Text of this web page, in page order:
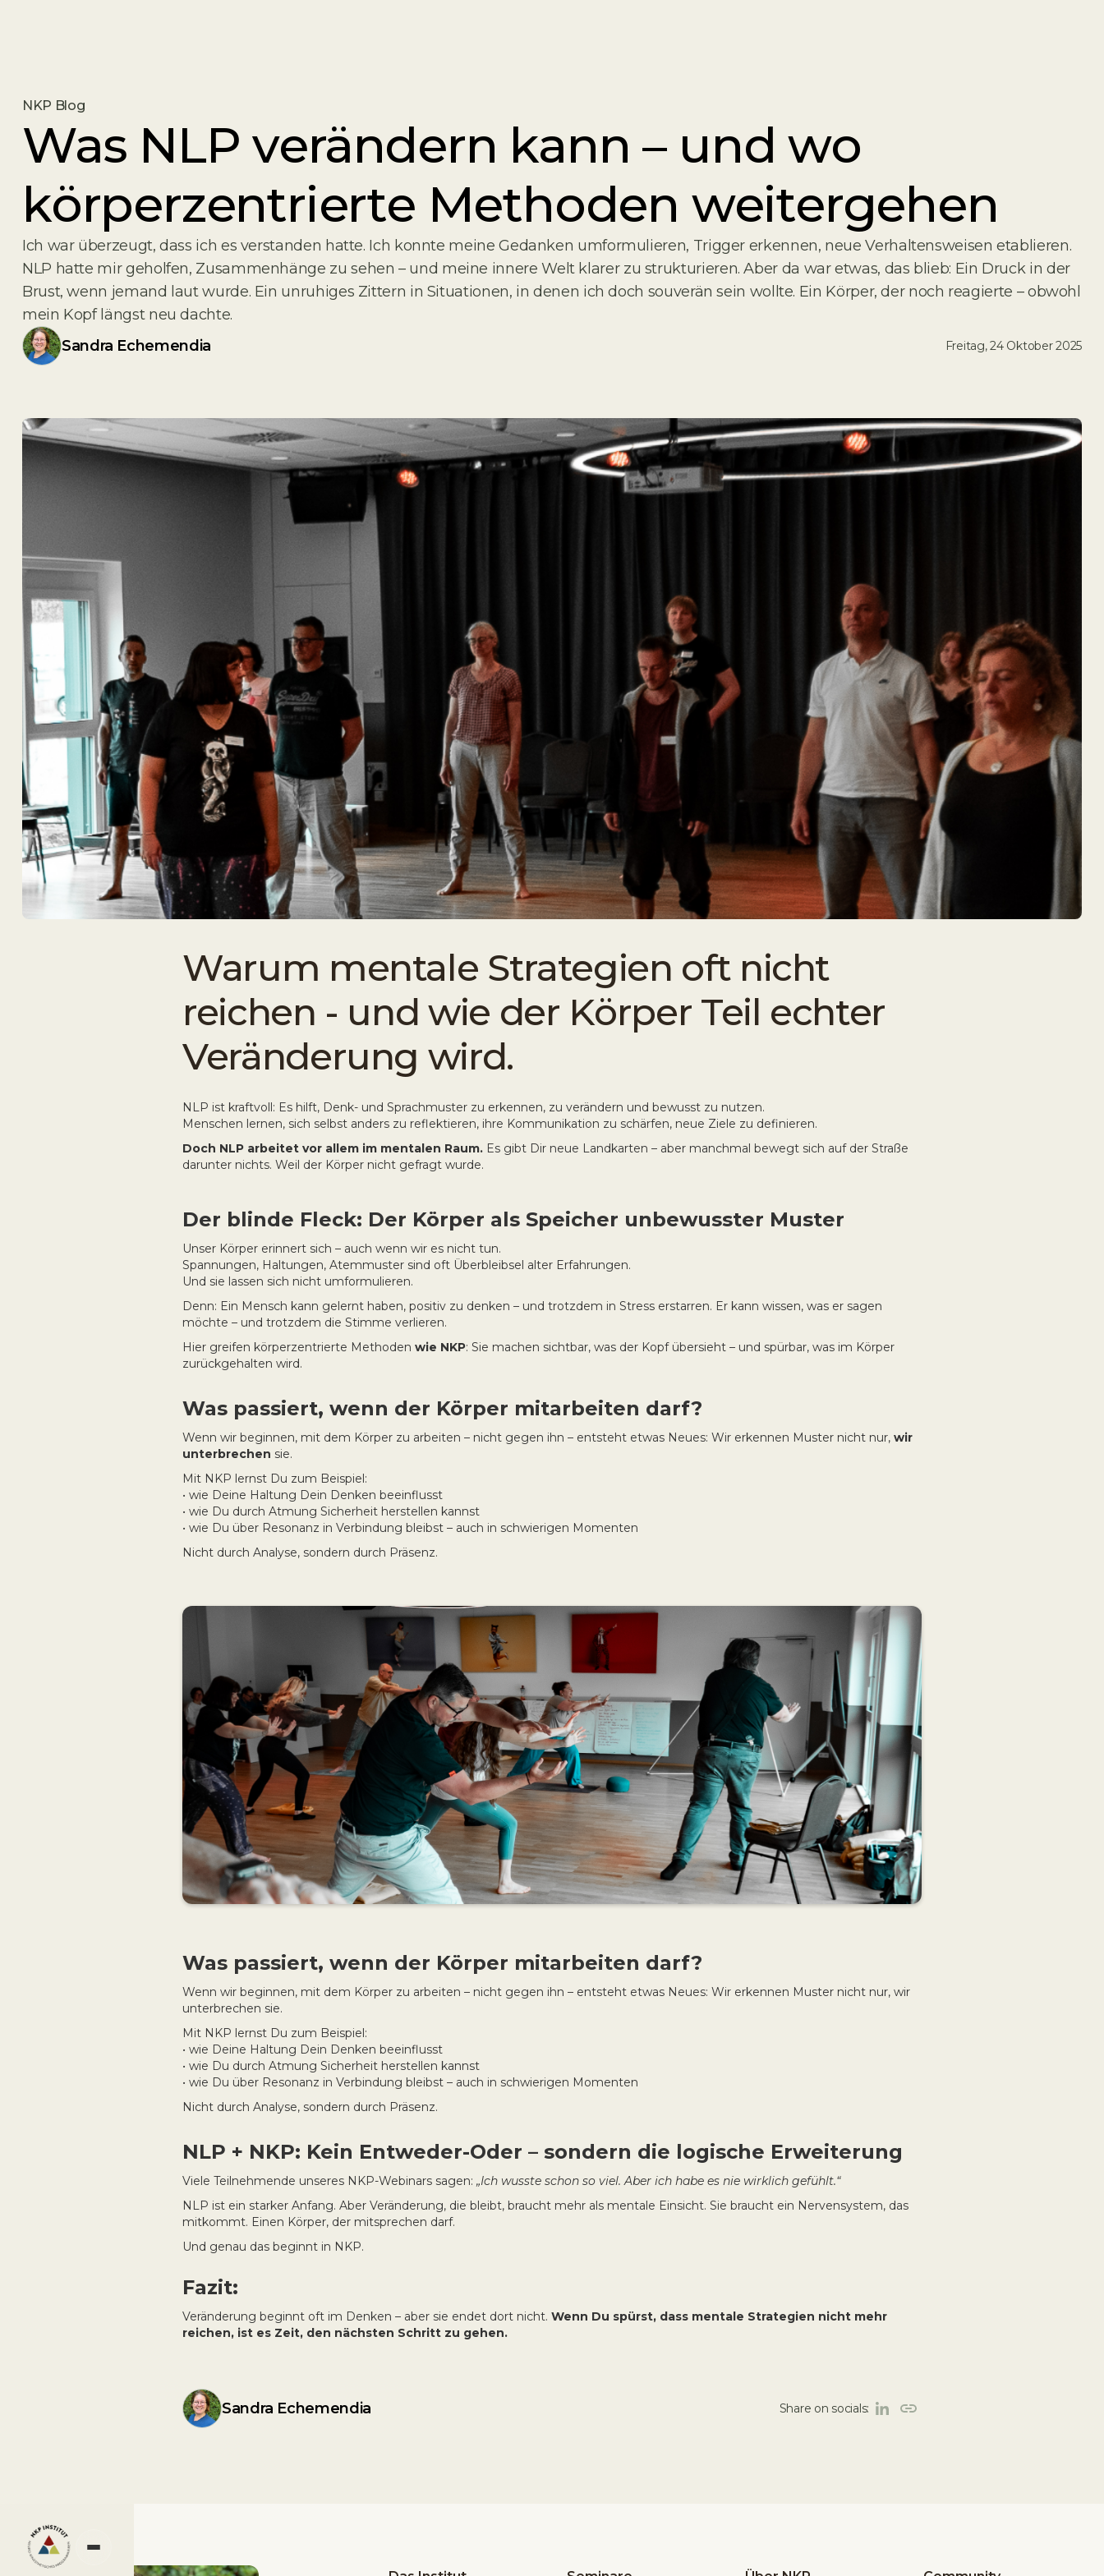
NKP Blog
Was NLP verändern kann – und wo
körperzentrierte Methoden weitergehen
Ich war überzeugt, dass ich es verstanden hatte. Ich konnte meine Gedanken umformulieren, Trigger erkennen, neue Verhaltensweisen etablieren.
NLP hatte mir geholfen, Zusammenhänge zu sehen – und meine innere Welt klarer zu strukturieren. Aber da war etwas, das blieb: Ein Druck in der
Brust, wenn jemand laut wurde. Ein unruhiges Zittern in Situationen, in denen ich doch souverän sein wollte. Ein Körper, der noch reagierte – obwohl
mein Kopf längst neu dachte.
Sandra Echemendia
Freitag, 24 Oktober 2025
Warum mentale Strategien oft nicht
reichen - und wie der Körper Teil echter
Veränderung wird.
NLP ist kraftvoll: Es hilft, Denk- und Sprachmuster zu erkennen, zu verändern und bewusst zu nutzen.
Menschen lernen, sich selbst anders zu reflektieren, ihre Kommunikation zu schärfen, neue Ziele zu definieren.
Doch NLP arbeitet vor allem im mentalen Raum. Es gibt Dir neue Landkarten – aber manchmal bewegt sich auf der Straße
darunter nichts. Weil der Körper nicht gefragt wurde.
Der blinde Fleck: Der Körper als Speicher unbewusster Muster
Unser Körper erinnert sich – auch wenn wir es nicht tun.
Spannungen, Haltungen, Atemmuster sind oft Überbleibsel alter Erfahrungen.
Und sie lassen sich nicht umformulieren.
Denn: Ein Mensch kann gelernt haben, positiv zu denken – und trotzdem in Stress erstarren. Er kann wissen, was er sagen
möchte – und trotzdem die Stimme verlieren.
Hier greifen körperzentrierte Methoden wie NKP: Sie machen sichtbar, was der Kopf übersieht – und spürbar, was im Körper
zurückgehalten wird.
Was passiert, wenn der Körper mitarbeiten darf?
Wenn wir beginnen, mit dem Körper zu arbeiten – nicht gegen ihn – entsteht etwas Neues: Wir erkennen Muster nicht nur, wir
unterbrechen sie.
Mit NKP lernst Du zum Beispiel:
• wie Deine Haltung Dein Denken beeinflusst
• wie Du durch Atmung Sicherheit herstellen kannst
• wie Du über Resonanz in Verbindung bleibst – auch in schwierigen Momenten
Nicht durch Analyse, sondern durch Präsenz.
Was passiert, wenn der Körper mitarbeiten darf?
Wenn wir beginnen, mit dem Körper zu arbeiten – nicht gegen ihn – entsteht etwas Neues: Wir erkennen Muster nicht nur, wir
unterbrechen sie.
Mit NKP lernst Du zum Beispiel:
• wie Deine Haltung Dein Denken beeinflusst
• wie Du durch Atmung Sicherheit herstellen kannst
• wie Du über Resonanz in Verbindung bleibst – auch in schwierigen Momenten
Nicht durch Analyse, sondern durch Präsenz.
NLP + NKP: Kein Entweder-Oder – sondern die logische Erweiterung
Viele Teilnehmende unseres NKP-Webinars sagen: „Ich wusste schon so viel. Aber ich habe es nie wirklich gefühlt.“
NLP ist ein starker Anfang. Aber Veränderung, die bleibt, braucht mehr als mentale Einsicht. Sie braucht ein Nervensystem, das
mitkommt. Einen Körper, der mitsprechen darf.
Und genau das beginnt in NKP.
Fazit:
Veränderung beginnt oft im Denken – aber sie endet dort nicht. Wenn Du spürst, dass mentale Strategien nicht mehr
reichen, ist es Zeit, den nächsten Schritt zu gehen.
Sandra Echemendia Share on socials: